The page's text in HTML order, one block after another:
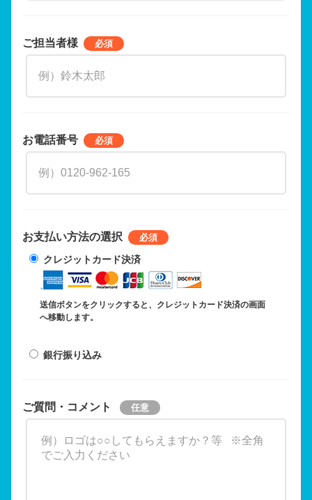
ご担当者様
お電話番号
お支払い方法の選択
クレジットカード決済
送信ボタンをクリックすると、クレジットカード決済の画面
へ移動します。
銀行振り込み
ご質問・コメント